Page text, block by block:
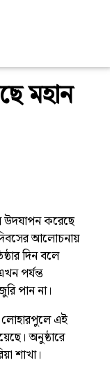
মহান
উদযাপন করেছে
আলোচনায়
দিন বলে
পর্যন্ত
পান না।
লোহারপুলে এই
অনুষ্ঠারে
শাখা।